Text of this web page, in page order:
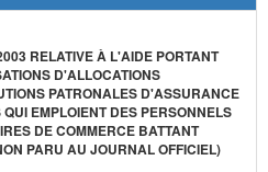
RELATIVE À L'AIDE PORTANT
D'ALLOCATIONS
PATRONALES D'ASSURANCE
EMPLOIENT DES PERSONNELS
DE COMMERCE BATTANT
PARU AU JOURNAL OFFICIEL)